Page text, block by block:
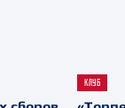
КЛУБ